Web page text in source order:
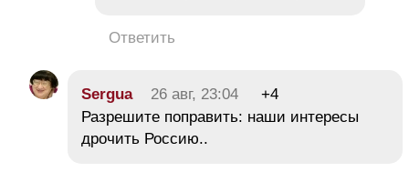
Ответить
Sergua 26 авг, 23:04
+4
Разрешите поправить: наши интересы
дрочить Россию..